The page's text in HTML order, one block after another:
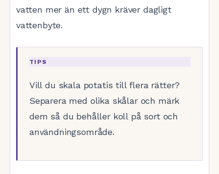
vatten mer än ett dygn kräver dagligt
vattenbyte.
TIPS
Vill du skala potatis till flera rätter?
Separera med olika skålar och märk
dem så du behåller koll på sort och
användningsområde.